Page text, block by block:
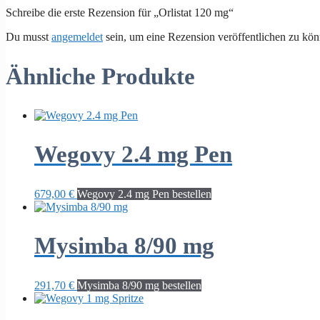
Schreibe die erste Rezension für „Orlistat 120 mg“
Du musst angemeldet sein, um eine Rezension veröffentlichen zu
Ähnliche Produkte
Wegovy 2.4 mg Pen
679,00 € Wegovy 2.4 mg Pen bestellen
Mysimba 8/90 mg
291,70 € Mysimba 8/90 mg bestellen